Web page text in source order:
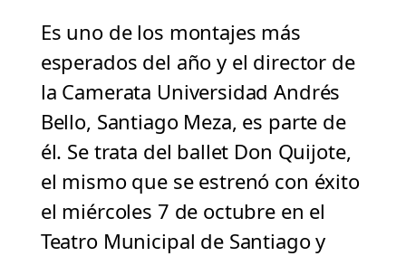
Es uno de los montajes más
esperados del año y el director de
la Camerata Universidad Andrés
Bello, Santiago Meza, es parte de
él. Se trata del ballet Don Quijote,
el mismo que se estrenó con éxito
el miércoles 7 de octubre en el
Teatro Municipal de Santiago y